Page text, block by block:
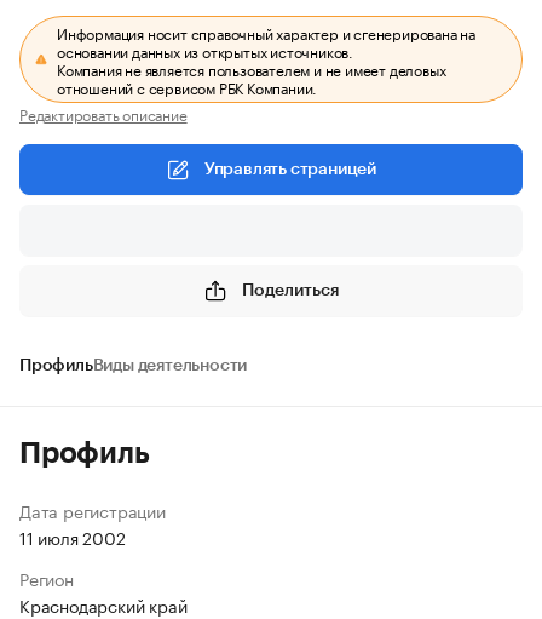
Информация носит справочный характер и сгенерирована на
основании данных из открытых источников.
Компания не является пользователем и не имеет деловых
отношений с сервисом РБК Компании.
Редактировать описание
Управлять страницей
Поделиться
ПрофильВиды деятельности
Профиль
Дата регистрации
11 июля 2002
Регион
Краснодарский край